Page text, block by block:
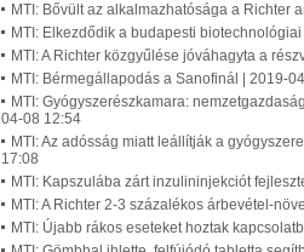
MTI: Bővült az alkalmazhatósága a Richter
MTI: Elkezdődik a budapesti
MTI: A Richter közgyűlése jóváhagyta a
MTI: Bérmegállapodás a Sanofinál | 2019-
MTI: Gyógyszerészkamara:
04-08 12:54
MTI: Az adósság miatt leállítják a
17:08
MTI: Kapszulába zárt inzulininjekciót
MTI: A Richter 2-3 százalékos árbevétel-
MTI: Újabb rákos eseteket hoztak